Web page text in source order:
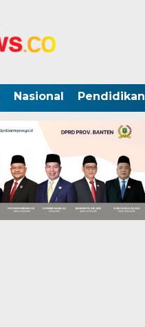
Nasional Pendidikan